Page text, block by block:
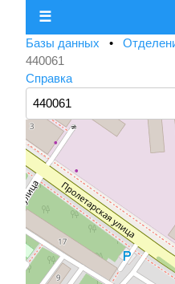
☰
Базы данных •
440061
Справка